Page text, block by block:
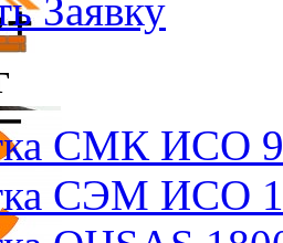
Заявку
СМК ИСО
СЭМ ИСО